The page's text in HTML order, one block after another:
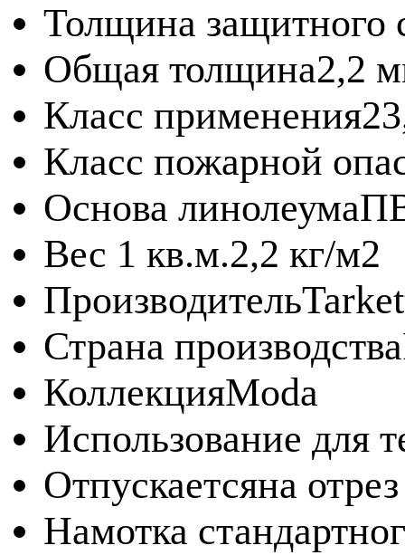
Толщина защитного
Общая толщина2,2
Класс применения
Класс пожарной
Основа линолеума
Вес 1 кв.м.2,2 кг/м2
Производитель
Страна производства
КоллекцияModa
Использование для
Отпускаетсяна отрез
Намотка